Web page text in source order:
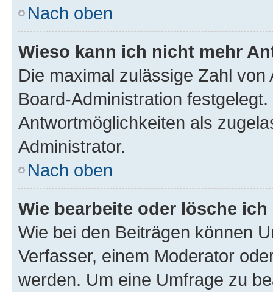
Nach oben
Wieso kann ich nicht mehr
Die maximal zulässige Zahl
Board-Administration
Antwortmöglichkeiten als
Administrator.
Nach oben
Wie bearbeite oder lösche
Wie bei den Beiträgen können
Verfasser, einem Moderator
werden. Um eine Umfrage zu